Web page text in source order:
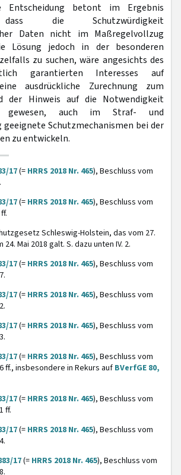
Entscheidung betont im Ergebnis
die Schutzwürdigkeit
Daten nicht im Maßregelvollzug
Lösung jedoch in der besonderen
zu suchen, wäre angesichts des
garantierten Interesses auf
ausdrückliche Zurechnung zum
der Hinweis auf die Notwendigkeit
gewesen, auch im Straf- und
Schutzmechanismen bei der
zu entwickeln.
17(= HRRS 2018 Nr. 465), Beschluss vom
17(= HRRS 2018 Nr. 465), Beschluss vom
Schleswig-Holstein, das vom 27.
24. Mai 2018 galt. S. dazu unten IV. 2.
17(= HRRS 2018 Nr. 465), Beschluss vom
17(= HRRS 2018 Nr. 465), Beschluss vom
17(= HRRS 2018 Nr. 465), Beschluss vom
17(= HRRS 2018 Nr. 465), Beschluss vom
ff., insbesondere in Rekurs auf BVerfGE 80,
17(= HRRS 2018 Nr. 465), Beschluss vom
ff.
17(= HRRS 2018 Nr. 465), Beschluss vom
17(= HRRS 2018 Nr. 465), Beschluss vom